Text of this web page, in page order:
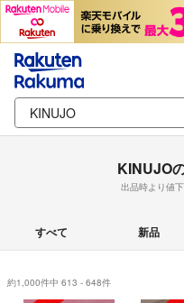
KINUJO
出品時より値
すべて 新品
約1,000件中 613 - 648件